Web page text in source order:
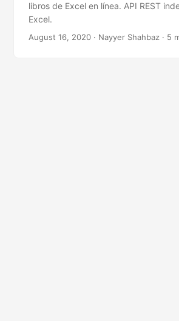
libros de Excel en línea. API REST
Excel.
August 16, 2020 · Nayyer Shahbaz · 5